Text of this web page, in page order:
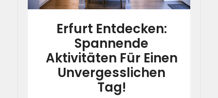
Erfurt Entdecken:
Spannende
Aktivitäten Für Einen
Unvergesslichen
Tag!